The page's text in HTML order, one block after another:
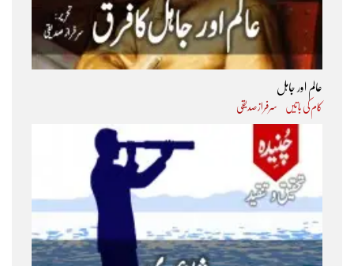
عالم اور جاہل
کام کی باتیں سرفراز صدیقی